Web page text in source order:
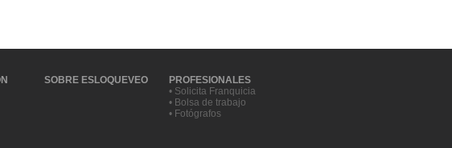
SOBRE ESLOQUEVEO
PROFESIONALES
• Solicita Franquicia
• Bolsa de trabajo
• Fotógrafos